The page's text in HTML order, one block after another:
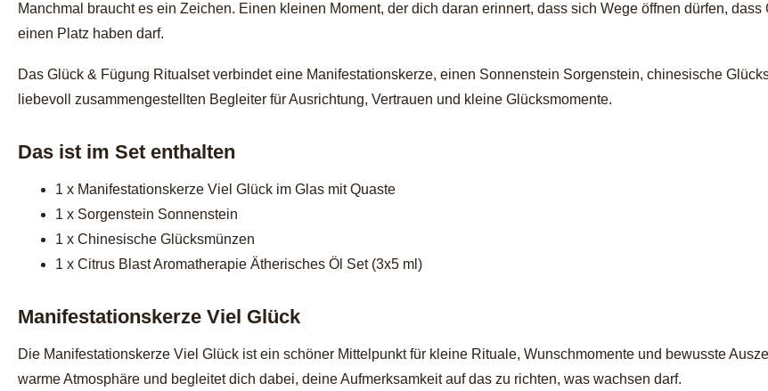
Manchmal braucht es ein Zeichen. Einen kleinen Moment, der dich daran erinnert, dass sich Wege öffnen dürfen,
einen Platz haben darf.
Das Glück & Fügung Ritualset verbindet eine Manifestationskerze, einen Sonnenstein Sorgenstein, chinesische
liebevoll zusammengestellten Begleiter für Ausrichtung, Vertrauen und kleine Glücksmomente.
Das ist im Set enthalten
1 x Manifestationskerze Viel Glück im Glas mit Quaste
1 x Sorgenstein Sonnenstein
1 x Chinesische Glücksmünzen
1 x Citrus Blast Aromatherapie Ätherisches Öl Set (3x5 ml)
Manifestationskerze Viel Glück
Die Manifestationskerze Viel Glück ist ein schöner Mittelpunkt für kleine Rituale, Wunschmomente und bewusste
warme Atmosphäre und begleitet dich dabei, deine Aufmerksamkeit auf das zu richten, was wachsen darf.